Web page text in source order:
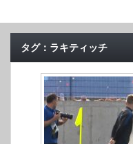
タグ：ラキティッチ